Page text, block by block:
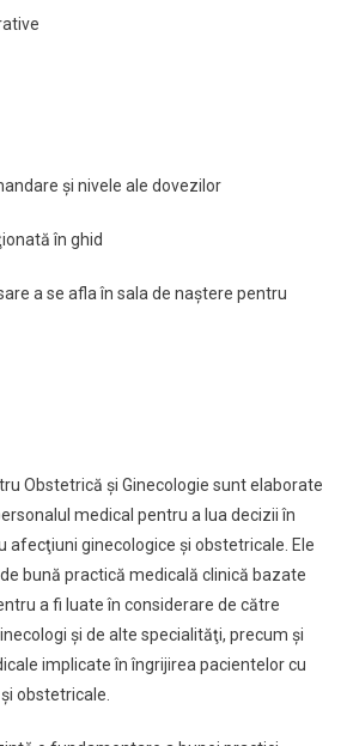
şi nivele ale dovezilor
în ghid
a se afla în sala de naştere pentru
Obstetrică şi Ginecologie sunt elaborate
medical pentru a lua decizii în
afecţiuni ginecologice şi obstetricale. Ele
bună practică medicală clinică bazate
a fi luate în considerare de către
şi de alte specialităţi, precum şi
implicate în îngrijirea pacientelor cu
obstetricale.